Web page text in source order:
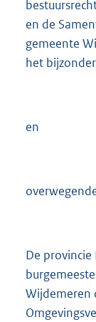
en de
gemeente
het
en
De
Wijdemeren